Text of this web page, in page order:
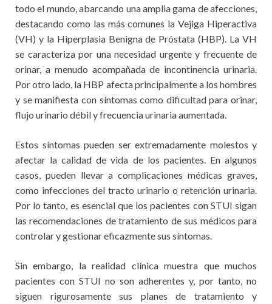
todo el mundo, abarcando una amplia gama de afecciones,
destacando como las más comunes la Vejiga Hiperactiva
(VH) y la Hiperplasia Benigna de Próstata (HBP). La VH
se caracteriza por una necesidad urgente y frecuente de
orinar, a menudo acompañada de incontinencia urinaria.
Por otro lado, la HBP afecta principalmente a los hombres
y se manifiesta con síntomas como dificultad para orinar,
flujo urinario débil y frecuencia urinaria aumentada.
Estos síntomas pueden ser extremadamente molestos y
afectar la calidad de vida de los pacientes. En algunos
casos, pueden llevar a complicaciones médicas graves,
como infecciones del tracto urinario o retención urinaria.
Por lo tanto, es esencial que los pacientes con STUI sigan
las recomendaciones de tratamiento de sus médicos para
controlar y gestionar eficazmente sus síntomas.
Sin embargo, la realidad clínica muestra que muchos
pacientes con STUI no son adherentes y, por tanto, no
siguen rigurosamente sus planes de tratamiento y